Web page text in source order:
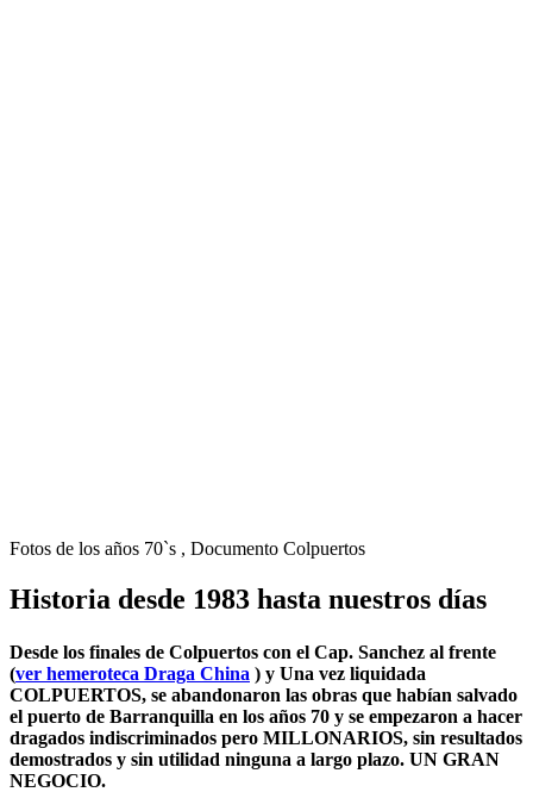
Fotos de los años 70`s , Documento Colpuertos
Historia desde 1983 hasta nuestros días
Desde los finales de Colpuertos con el Cap. Sanchez al frente
(ver hemeroteca Draga China ) y Una vez liquidada
COLPUERTOS, se abandonaron las obras que habían salvado
el puerto de Barranquilla en los años 70 y se empezaron a hacer
dragados indiscriminados pero MILLONARIOS, sin resultados
demostrados y sin utilidad ninguna a largo plazo. UN GRAN
NEGOCIO.